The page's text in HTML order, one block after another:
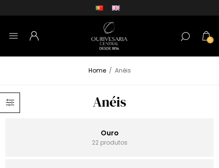
0
Home / Anéis
Anéis
Ouro
22 produtos